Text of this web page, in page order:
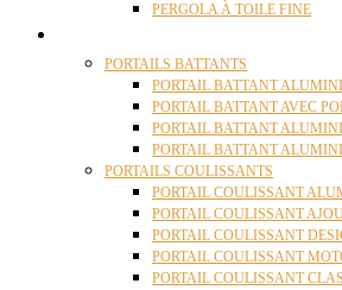
PERGOLA À TOILE FINE
PORTAILS BATTANTS
PORTAIL BATTANT
PORTAIL BATTANT AVEC
PORTAIL BATTANT
PORTAIL BATTANT
PORTAILS COULISSANTS
PORTAIL COULISSANT
PORTAIL COULISSANT
PORTAIL COULISSANT
PORTAIL COULISSANT
PORTAIL COULISSANT